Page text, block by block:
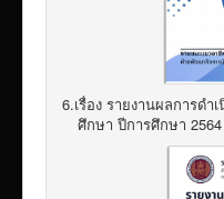
6.เรื่อง รายงานผลการดำ
ศึกษา ปีการศึกษา